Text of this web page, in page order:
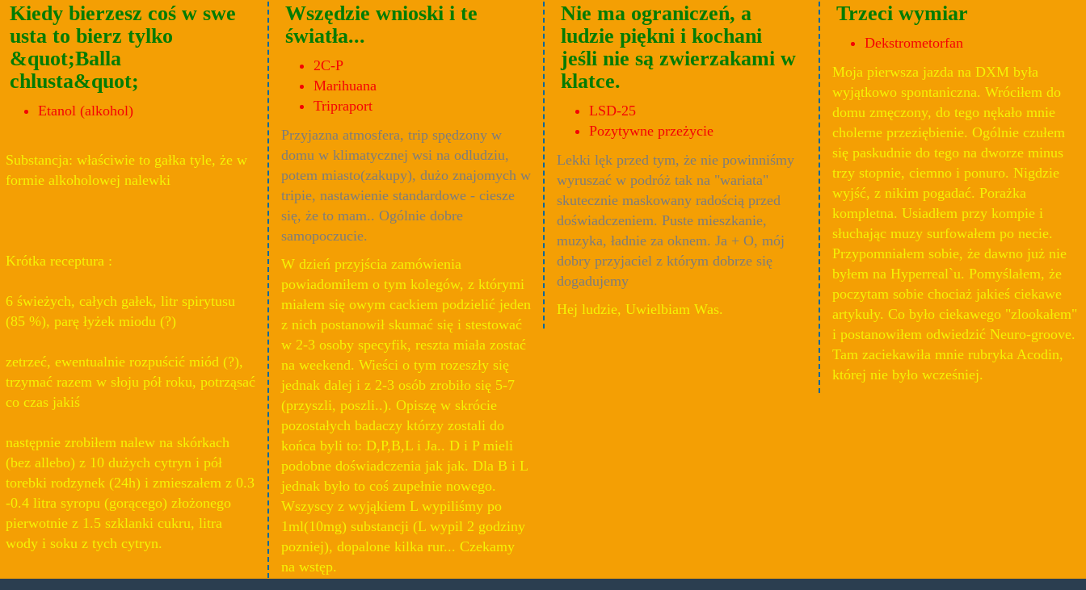
Kiedy bierzesz coś w swe
usta to bierz tylko
&quot;Balla
chlusta&quot;
Etanol (alkohol)
Substancja: właściwie to gałka tyle, że w
formie alkoholowej nalewki
Krótka receptura :
6 świeżych, całych gałek, litr spirytusu
(85 %), parę łyżek miodu (?)
zetrzeć, ewentualnie rozpuścić miód (?),
trzymać razem w słoju pół roku, potrząsać
co czas jakiś
następnie zrobiłem nalew na skórkach
(bez allebo) z 10 dużych cytryn i pół
torebki rodzynek (24h) i zmieszałem z 0.3
-0.4 litra syropu (gorącego) złożonego
pierwotnie z 1.5 szklanki cukru, litra
wody i soku z tych cytryn.
Wszędzie wnioski i te
światła...
2C-P
Marihuana
Tripraport
Przyjazna atmosfera, trip spędzony w
domu w klimatycznej wsi na odludziu,
potem miasto(zakupy), dużo znajomych w
tripie, nastawienie standardowe - ciesze
się, że to mam.. Ogólnie dobre
samopoczucie.
W dzień przyjścia zamówienia
powiadomiłem o tym kolegów, z którymi
miałem się owym cackiem podzielić jeden
z nich postanowił skumać się i stestować
w 2-3 osoby specyfik, reszta miała zostać
na weekend. Wieści o tym rozeszły się
jednak dalej i z 2-3 osób zrobiło się 5-7
(przyszli, poszli..). Opiszę w skrócie
pozostałych badaczy którzy zostali do
końca byli to: D,P,B,L i Ja.. D i P mieli
podobne doświadczenia jak jak. Dla B i L
jednak było to coś zupełnie nowego.
Wszyscy z wyjąkiem L wypiliśmy po
1ml(10mg) substancji (L wypil 2 godziny
pozniej), dopalone kilka rur... Czekamy
na wstęp.
Nie ma ograniczeń, a
ludzie piękni i kochani
jeśli nie są zwierzakami w
klatce.
LSD-25
Pozytywne przeżycie
Lekki lęk przed tym, że nie powinniśmy
wyruszać w podróż tak na "wariata"
skutecznie maskowany radością przed
doświadczeniem. Puste mieszkanie,
muzyka, ładnie za oknem. Ja + O, mój
dobry przyjaciel z którym dobrze się
dogadujemy
Hej ludzie, Uwielbiam Was.
Trzeci wymiar
Dekstrometorfan
Moja pierwsza jazda na DXM była
wyjątkowo spontaniczna. Wróciłem do
domu zmęczony, do tego nękało mnie
cholerne przeziębienie. Ogólnie czułem
się paskudnie do tego na dworze minus
trzy stopnie, ciemno i ponuro. Nigdzie
wyjść, z nikim pogadać. Porażka
kompletna. Usiadłem przy kompie i
słuchając muzy surfowałem po necie.
Przypomniałem sobie, że dawno już nie
byłem na Hyperreal`u. Pomyślałem, że
poczytam sobie chociaż jakieś ciekawe
artykuły. Co było ciekawego "zlookałem"
i postanowiłem odwiedzić Neuro-groove.
Tam zaciekawiła mnie rubryka Acodin,
której nie było wcześniej.